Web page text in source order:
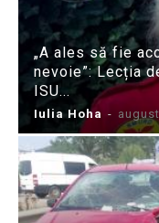
„A ales să fie
nevoie”: Lecția
ISU...
Iulia Hoha -